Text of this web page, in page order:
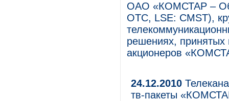
ОАО «КОМСТАР –
ОТС, LSE: CMST),
решениях,
акционеров
24.12.2010
тв-пакеты